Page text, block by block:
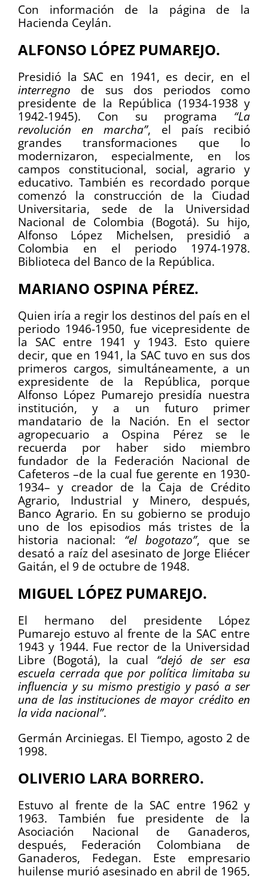
Con información de la página de la
Hacienda Ceylán.
ALFONSO LÓPEZ PUMAREJO.
Presidió la SAC en 1941, es decir, en el
interregno de sus dos periodos como
presidente de la República (1934-1938 y
1942-1945). Con su programa “La
revolución en marcha”, el país recibió
grandes transformaciones que lo
modernizaron, especialmente, en los
campos constitucional, social, agrario y
educativo. También es recordado porque
comenzó la construcción de la Ciudad
Universitaria, sede de la Universidad
Nacional de Colombia (Bogotá). Su hijo,
Alfonso López Michelsen, presidió a
Colombia en el periodo 1974-1978.
Biblioteca del Banco de la República.
MARIANO OSPINA PÉREZ.
Quien iría a regir los destinos del país en el
periodo 1946-1950, fue vicepresidente de
la SAC entre 1941 y 1943. Esto quiere
decir, que en 1941, la SAC tuvo en sus dos
primeros cargos, simultáneamente, a un
expresidente de la República, porque
Alfonso López Pumarejo presidía nuestra
institución, y a un futuro primer
mandatario de la Nación. En el sector
agropecuario a Ospina Pérez se le
recuerda por haber sido miembro
fundador de la Federación Nacional de
Cafeteros –de la cual fue gerente en 1930-
1934– y creador de la Caja de Crédito
Agrario, Industrial y Minero, después,
Banco Agrario. En su gobierno se produjo
uno de los episodios más tristes de la
historia nacional: “el bogotazo”, que se
desató a raíz del asesinato de Jorge Eliécer
Gaitán, el 9 de octubre de 1948.
MIGUEL LÓPEZ PUMAREJO.
El hermano del presidente López
Pumarejo estuvo al frente de la SAC entre
1943 y 1944. Fue rector de la Universidad
Libre (Bogotá), la cual “dejó de ser esa
escuela cerrada que por política limitaba su
influencia y su mismo prestigio y pasó a ser
una de las instituciones de mayor crédito en
la vida nacional”.
Germán Arciniegas. El Tiempo, agosto 2 de
1998.
OLIVERIO LARA BORRERO.
Estuvo al frente de la SAC entre 1962 y
1963. También fue presidente de la
Asociación Nacional de Ganaderos,
después, Federación Colombiana de
Ganaderos, Fedegan. Este empresario
huilense murió asesinado en abril de 1965,